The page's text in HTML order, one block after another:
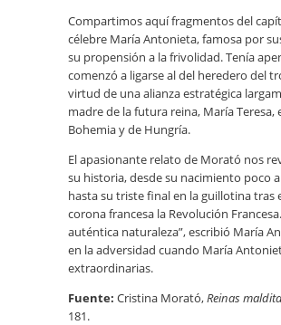
Compartimos aquí fragmentos del
célebre María Antonieta, famosa por
su propensión a la frivolidad. Tenía
comenzó a ligarse al del heredero del
virtud de una alianza estratégica
madre de la futura reina, María
Bohemia y de Hungría.
El apasionante relato de Morató nos
su historia, desde su nacimiento poco
hasta su triste final en la guillotina tras
corona francesa la Revolución
auténtica naturaleza”, escribió María
en la adversidad cuando María
extraordinarias.
Fuente: Cristina Morató,Reinas
181.